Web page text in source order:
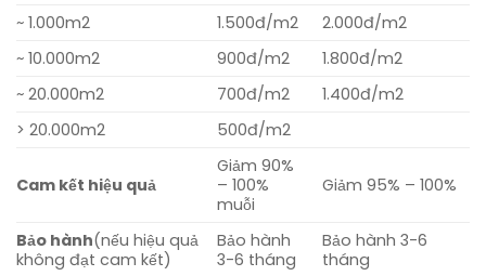
~ 1.000m2
1.500đ/m2
2.000đ/m2
~ 10.000m2
900đ/m2
1.800đ/m2
~ 20.000m2
700đ/m2
1.400đ/m2
> 20.000m2
500đ/m2
Cam kết hiệu quả
Giảm 90%
– 100%
muỗi
Giảm 95% – 100%
Bảo hành(nếu hiệu quả
không đạt cam kết)
Bảo hành
3-6 tháng
Bảo hành 3-6
tháng